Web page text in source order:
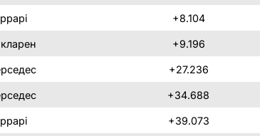
+8.104
+9.196
+27.236
+34.688
+39.073